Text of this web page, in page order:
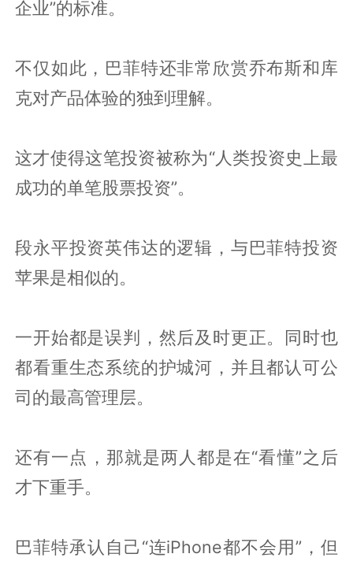
企业”的标准。
不仅如此，巴菲特还非常欣赏乔布斯和库
克对产品体验的独到理解。
这才使得这笔投资被称为“人类投资史上最
成功的单笔股票投资”。
段永平投资英伟达的逻辑，与巴菲特投资
苹果是相似的。
一开始都是误判，然后及时更正。同时也
都看重生态系统的护城河，并且都认可公
司的最高管理层。
还有一点，那就是两人都是在“看懂”之后
才下重手。
巴菲特承认自己“连iPhone都不会用”，但